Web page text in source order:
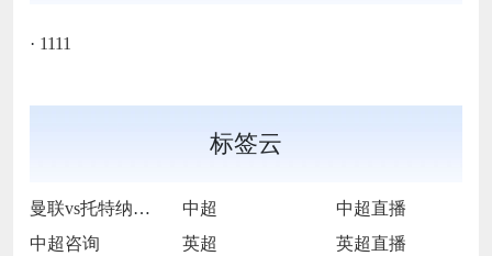
· 1111
标签云
曼联vs托特纳姆热刺 中超
中超直播
中超咨询
英超
英超直播